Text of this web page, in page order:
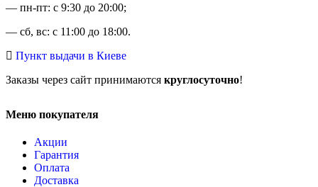
— пн-пт: с 9:30 до 20:00;
— сб, вс: с 11:00 до 18:00.
Пункт выдачи в Киеве
Заказы через сайт принимаются круглосуточно!
Меню покупателя
Акции
Гарантия
Оплата
Доставка